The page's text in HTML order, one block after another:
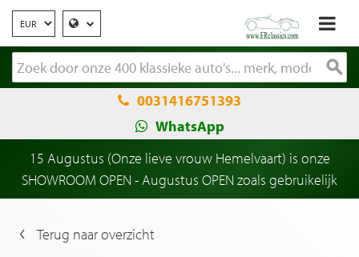
0031416751393
WhatsApp
15 Augustus (Onze lieve vrouw Hemelvaart) is onze
SHOWROOM OPEN - Augustus OPEN zoals gebruikelijk
Terug naar overzicht